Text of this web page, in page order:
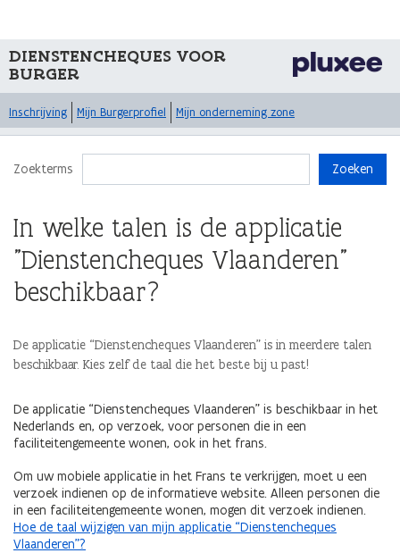
DIENSTENCHEQUES VOOR
BURGER
Inschrijving Mijn Burgerprofiel Mijn onderneming zone
Zoekterms Zoeken
In welke talen is de applicatie
"Dienstencheques Vlaanderen"
beschikbaar?
De applicatie “Dienstencheques Vlaanderen” is in meerdere talen
beschikbaar. Kies zelf de taal die het beste bij u past!
De applicatie “Dienstencheques Vlaanderen” is beschikbaar in het
Nederlands en, op verzoek, voor personen die in een
faciliteitengemeente wonen, ook in het frans.
Om uw mobiele applicatie in het Frans te verkrijgen, moet u een
verzoek indienen op de informatieve website. Alleen personen die
in een faciliteitengemeente wonen, mogen dit verzoek indienen.
Hoe de taal wijzigen van mijn applicatie “Dienstencheques
Vlaanderen"?